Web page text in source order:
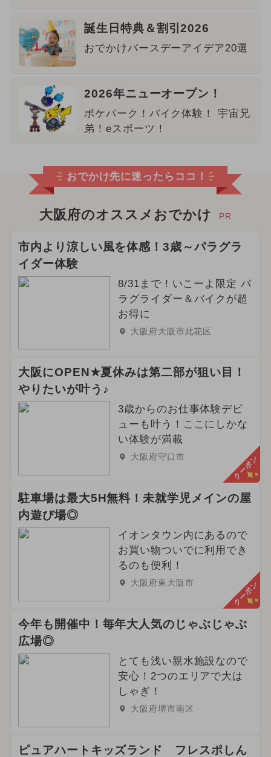
誕生日特典＆割引2026
おでかけバースデーアイデア20選
2026年ニューオープン！
ポケパーク！バイク体験！ 宇宙兄
弟！eスポーツ！
おでかけ先に迷ったらココ！
大阪府のオススメおでかけ PR
市内より涼しい風を体感！3歳～パラグラ
イダー体験
8/31まで！いこーよ限定 パ
ラグライダー＆バイクが超
お得に
大阪府大阪市此花区
大阪にOPEN★夏休みは第二部が狙い目！
やりたいが叶う♪
3歳からのお仕事体験デビ
ューも叶う！ここにしかな
い体験が満載
大阪府守口市 クーポン
駐車場は最大5H無料！未就学児メインの屋
内遊び場◎
イオンタウン内にあるので
お買い物ついでに利用でき
るのも便利！
大阪府東大阪市 クーポン
今年も開催中！毎年大人気のじゃぶじゃぶ
広場◎
とても浅い親水施設なので
安心！2つのエリアで大は
しゃぎ！
大阪府堺市南区
ピュアハートキッズランド フレスポしん